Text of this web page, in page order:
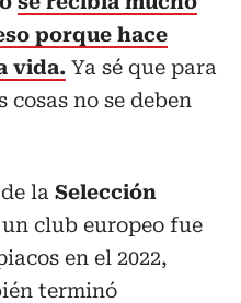
porque hace
vida. Ya sé que para
no se deben
la Selección
club europeo fue
en el 2022,
terminó